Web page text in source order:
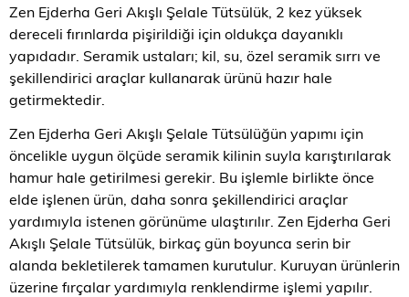
Zen Ejderha Geri Akışlı Şelale Tütsülük, 2 kez yüksek
dereceli fırınlarda pişirildiği için oldukça dayanıklı
yapıdadır. Seramik ustaları; kil, su, özel seramik sırrı ve
şekillendirici araçlar kullanarak ürünü hazır hale
getirmektedir.
Zen Ejderha Geri Akışlı Şelale Tütsülüğün yapımı için
öncelikle uygun ölçüde seramik kilinin suyla karıştırılarak
hamur hale getirilmesi gerekir. Bu işlemle birlikte önce
elde işlenen ürün, daha sonra şekillendirici araçlar
yardımıyla istenen görünüme ulaştırılır. Zen Ejderha Geri
Akışlı Şelale Tütsülük, birkaç gün boyunca serin bir
alanda bekletilerek tamamen kurutulur. Kuruyan ürünlerin
üzerine fırçalar yardımıyla renklendirme işlemi yapılır.